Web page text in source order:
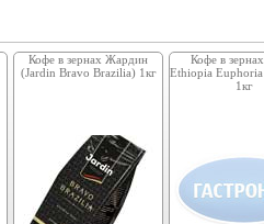
Кофе в зернах Жардин
(Jardin Bravo Brazilia) 1кг
Кофе в
Ethiopia
1кг